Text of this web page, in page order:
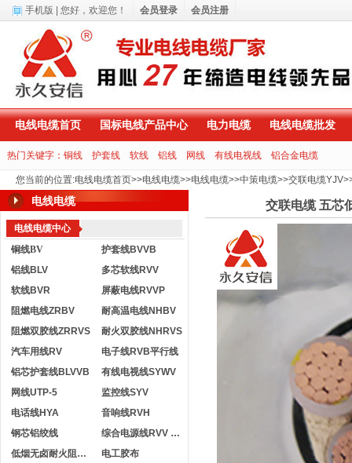
电线电缆首页 国标电线产品中心 电力电缆 电线电缆批发
热门关键字： 铜线 护套线 软线 铝线 网线 有线电视线 铝合金电缆
您当前的位置:电线电缆首页>>电线电缆>>电线电缆>>中策电缆>>交联电缆YJV
电线电缆
电线电缆中心
铜线BV
护套线BVVB
铝线BLV
多芯软线RVV
软线BVR
屏蔽电线RVVP
阻燃电线ZRBV
耐高温电线NHBV
阻燃双胶线ZRRVS
耐火双胶线NHRVS
汽车用线RV
电子线RVB平行线
铝芯护套线BLVVB
有线电视线SYWV
网线UTP-5
监控线SYV
电话线HYA
音响线RVH
钢芯铝绞线
综合电源线RVV KVVR
低烟无卤耐火阻燃电线
电工胶布
交联电缆 五芯
手机版 | 您好， 欢迎您！ 会员登录 会员注册